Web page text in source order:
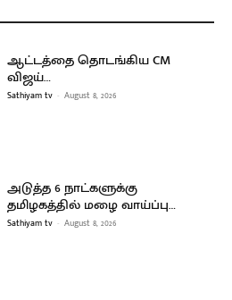
ஆட்டத்தை தொடங்கிய CM
விஜய்…
Sathiyam tv - August 8, 2026
அடுத்த 6 நாட்களுக்கு
தமிழகத்தில் மழை வாய்ப்பு…
Sathiyam tv - August 8, 2026